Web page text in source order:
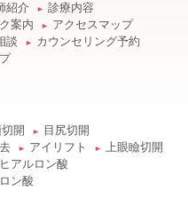
紹介 ► 診療内容
案内 ► アクセスマップ
談 ► カウンセリング予約
開 ► 目尻切開
► アイリフト ► 上眼瞼切開
アルロン酸
ン酸